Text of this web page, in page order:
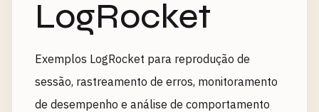
LogRocket
Exemplos LogRocket para reprodução de
sessão, rastreamento de erros, monitoramento
de desempenho e análise de comportamento